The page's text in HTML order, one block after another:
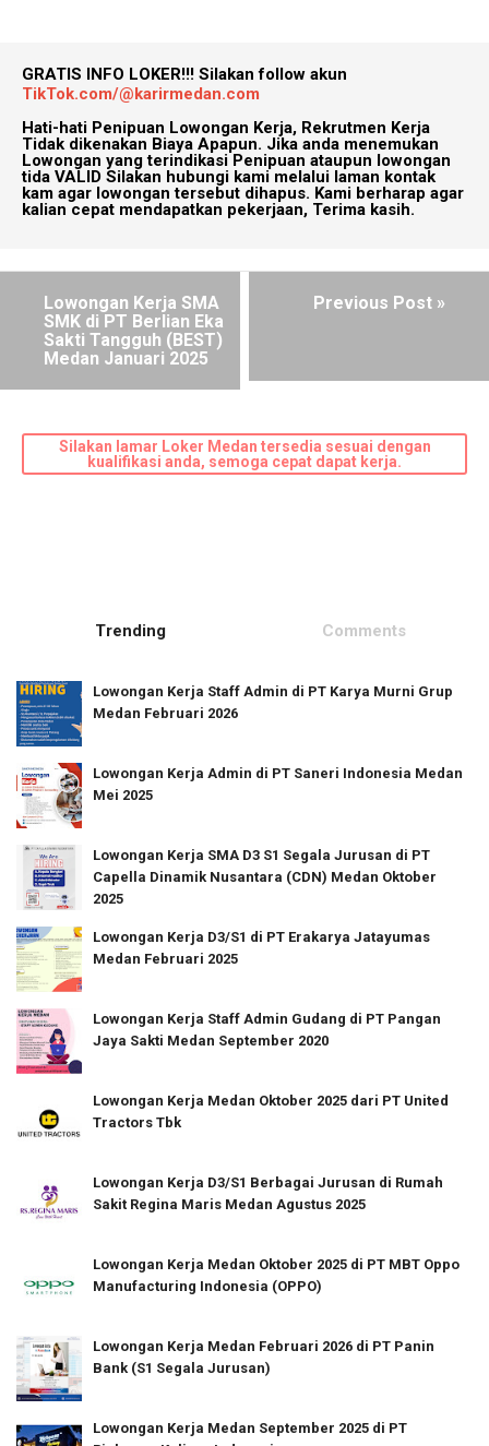
GRATIS INFO LOKER!!! Silakan follow akun
TikTok.com/@karirmedan.com
Hati-hati Penipuan Lowongan Kerja, Rekrutmen Kerja
Tidak dikenakan Biaya Apapun. Jika anda menemukan
Lowongan yang terindikasi Penipuan ataupun lowongan
tida VALID Silakan hubungi kami melalui laman kontak
kam agar lowongan tersebut dihapus. Kami berharap agar
kalian cepat mendapatkan pekerjaan, Terima kasih.
Lowongan Kerja SMA
SMK di PT Berlian Eka
Sakti Tangguh (BEST)
Medan Januari 2025
Previous Post »
Silakan lamar Loker Medan tersedia sesuai dengan
kualifikasi anda, semoga cepat dapat kerja.
Trending Comments
Lowongan Kerja Staff Admin di PT Karya Murni Grup
Medan Februari 2026
Lowongan Kerja Admin di PT Saneri Indonesia Medan
Mei 2025
Lowongan Kerja SMA D3 S1 Segala Jurusan di PT
Capella Dinamik Nusantara (CDN) Medan Oktober
2025
Lowongan Kerja D3/S1 di PT Erakarya Jatayumas
Medan Februari 2025
Lowongan Kerja Staff Admin Gudang di PT Pangan
Jaya Sakti Medan September 2020
Lowongan Kerja Medan Oktober 2025 dari PT United
Tractors Tbk
Lowongan Kerja D3/S1 Berbagai Jurusan di Rumah
Sakit Regina Maris Medan Agustus 2025
Lowongan Kerja Medan Oktober 2025 di PT MBT Oppo
Manufacturing Indonesia (OPPO)
Lowongan Kerja Medan Februari 2026 di PT Panin
Bank (S1 Segala Jurusan)
Lowongan Kerja Medan September 2025 di PT